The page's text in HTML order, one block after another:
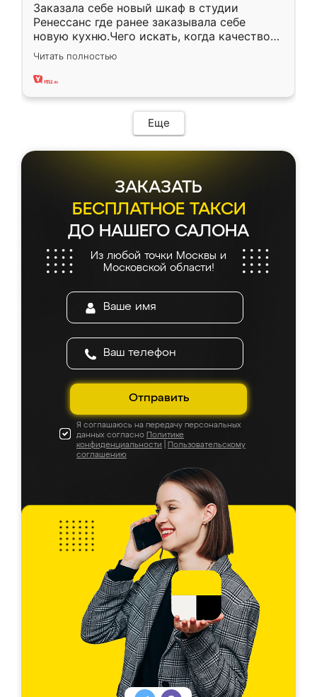
Заказала себе новый шкаф в студии
Ренессанс где ранее заказывала себе
новую кухню.Чего искать, когда качеством
вполне довольна. Служит кухня уже почти
два года, нареканий нет.
Читать полностью
Еще
ЗАКАЗАТЬ
БЕСПЛАТНОЕ ТАКСИ
ДО НАШЕГО САЛОНА
Из любой точки Москвы и
Московской области!
Отправить
Я соглашаюсь на передачу персональных
данных согласно Политике
конфиденциальности
Пользовательскому
соглашению